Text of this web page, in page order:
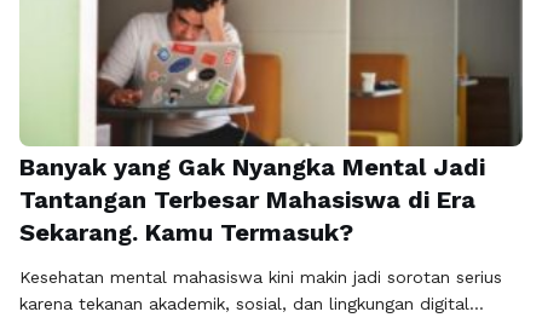
kompetensi bidan tidak bersifat statis, …
Banyak yang Gak Nyangka Mental Jadi
Tantangan Terbesar Mahasiswa di Era
Sekarang. Kamu Termasuk?
Kesehatan mental mahasiswa kini makin jadi sorotan serius
karena tekanan akademik, sosial, dan lingkungan digital